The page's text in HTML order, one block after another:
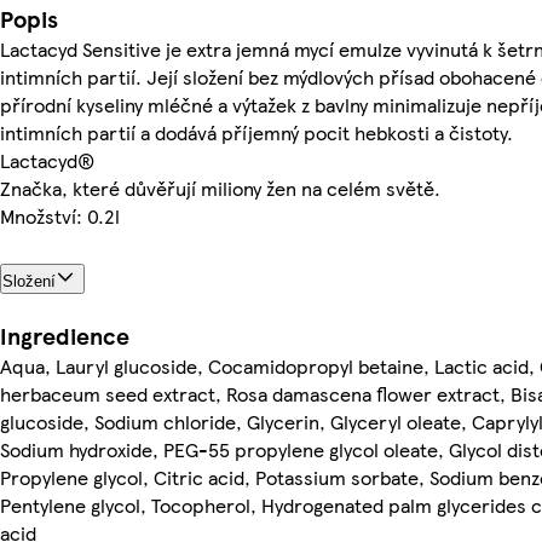
Popis
Lactacyd Sensitive je extra jemná mycí emulze vyvinutá k
intimních partií. Její složení bez mýdlových přísad obohacené
přírodní kyseliny mléčné a výtažek z bavlny minimalizuje
intimních partií a dodává příjemný pocit hebkosti a čistoty.
Lactacyd®
Značka, které důvěřují miliony žen na celém světě.
Množství: 0.2l
Složení
Ingredience
Aqua, Lauryl glucoside, Cocamidopropyl betaine, Lactic acid,
herbaceum seed extract, Rosa damascena flower extract,
glucoside, Sodium chloride, Glycerin, Glyceryl oleate,
Sodium hydroxide, PEG-55 propylene glycol oleate, Glycol
Propylene glycol, Citric acid, Potassium sorbate, Sodium
Pentylene glycol, Tocopherol, Hydrogenated palm glycerides
acid